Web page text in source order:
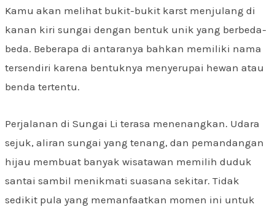
Kamu akan melihat bukit-bukit karst menjulang di
kanan kiri sungai dengan bentuk unik yang berbeda-
beda. Beberapa di antaranya bahkan memiliki nama
tersendiri karena bentuknya menyerupai hewan atau
benda tertentu.
Perjalanan di Sungai Li terasa menenangkan. Udara
sejuk, aliran sungai yang tenang, dan pemandangan
hijau membuat banyak wisatawan memilih duduk
santai sambil menikmati suasana sekitar. Tidak
sedikit pula yang memanfaatkan momen ini untuk